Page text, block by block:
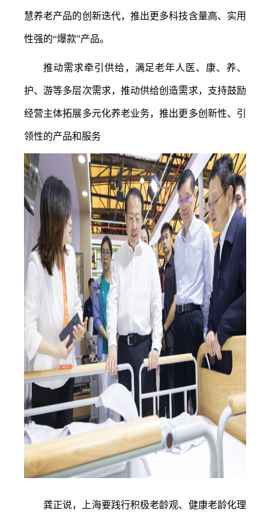
慧养老产品的创新迭代，推出更多科技含量高、实用
性强的“爆款”产品。
推动需求牵引供给，满足老年人医、康、养、
护、游等多层次需求，推动供给创造需求，支持鼓励
经营主体拓展多元化养老业务，推出更多创新性、引
领性的产品和服务
龚正说，上海要践行积极老龄观、健康老龄化理